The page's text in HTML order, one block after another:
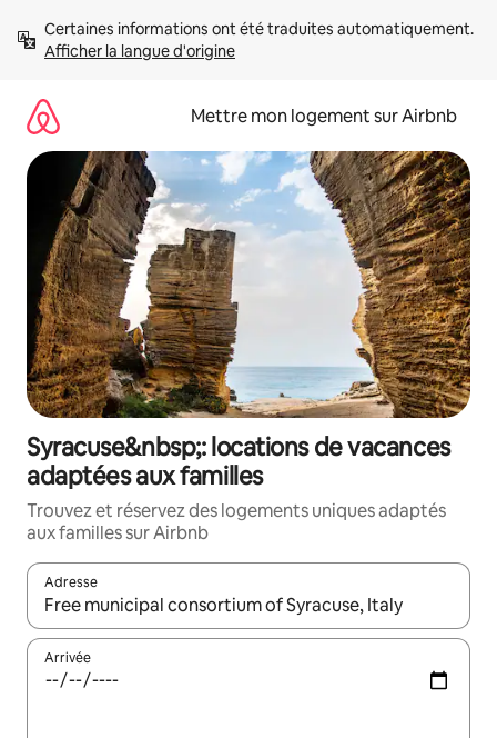
directement
Afficher la langue d'origine
Mettre mon logement sur Airbnb
Syracuse&nbsp;: locations de vacances
adaptées aux familles
Trouvez et réservez des logements uniques adaptés
aux familles sur Airbnb
Adresse
Lorsque les résultats s'affichent, utilisez les flèches vers le
Arrivée